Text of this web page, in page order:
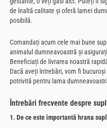
de înaltă calitate și oferă lamei
posibilă.
Comandați acum cele mai bune
animalul dumneavoastră și
Beneficiați de livrarea noastră
Dacă aveți întrebări, vom fi
potrivită pentru lama
Întrebări frecvente despre
1. De ce este importantă hrana